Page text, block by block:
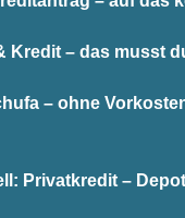
Kredit – das musst
– ohne
Privatkredit –